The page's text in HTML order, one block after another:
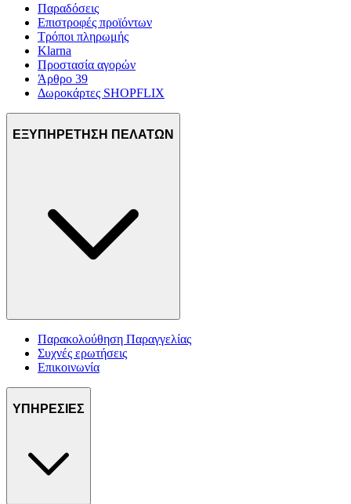
Παραδόσεις
Επιστροφές προϊόντων
Τρόποι πληρωμής
Klarna
Προστασία αγορών
Άρθρο 39
Δωροκάρτες SHOPFLIX
ΕΞΥΠΗΡΕΤΗΣΗ ΠΕΛΑΤΩΝ
Παρακολούθηση Παραγγελίας
Συχνές ερωτήσεις
Επικοινωνία
ΥΠΗΡΕΣΙΕΣ